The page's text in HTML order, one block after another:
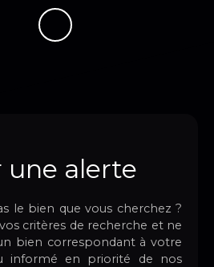
une alerte
le bien que vous cherchez ?
critères de recherche et ne
bien correspondant à votre
informé en priorité de nos